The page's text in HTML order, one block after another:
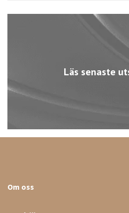
Läs senaste
Om oss